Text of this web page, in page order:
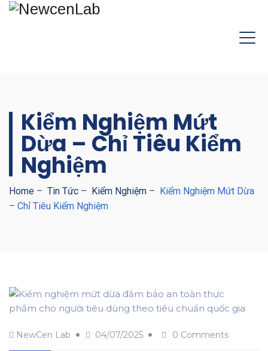
Kiểm Nghiệm Mứt
Dừa – Chỉ Tiêu Kiểm
Nghiệm
Home – Tin Tức – Kiểm Nghiệm – Kiểm Nghiệm Mứt Dừa
– Chỉ Tiêu Kiểm Nghiệm
NewCen Lab 04/07/2025 0 Comments